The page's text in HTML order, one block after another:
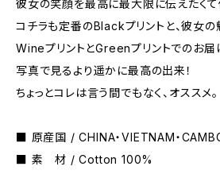
彼女の笑顔を最高に最大限に伝えたくて
コチラも定番のBlackプリントと、彼女の
WineプリントとGreenプリントでのお届
写真で見るより遥かに最高の出来！
ちょっとコレは言う間でもなく、オススメ。
■ 原産国 / CHINA・VIETNAM・
■ 素 材 / Cotton 100%